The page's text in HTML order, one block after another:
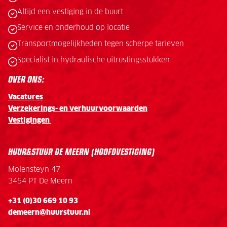
Altijd een vestiging in de buurt
Service en onderhoud op locatie
Transportmogelijkheden tegen scherpe tarieven
Specialist in hydraulische uitrustingsstukken
OVER ONS:
Vacatures
Verzekerings- en verhuurvoorwaarden
Vestigingen
HUUR&STUUR DE MEERN (HOOFDVESTIGING)
Molensteyn 47
3454 PT De Meern
+31 (0)30 669 10 93
demeern@huurstuur.nl